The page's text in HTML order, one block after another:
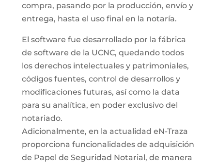
compra, pasando por la producción, envío y
entrega, hasta el uso final en la notaría.
El software fue desarrollado por la fábrica
de software de la UCNC, quedando todos
los derechos intelectuales y patrimoniales,
códigos fuentes, control de desarrollos y
modificaciones futuras, así como la data
para su analítica, en poder exclusivo del
notariado.
Adicionalmente, en la actualidad eN-Traza
proporciona funcionalidades de adquisición
de Papel de Seguridad Notarial, de manera